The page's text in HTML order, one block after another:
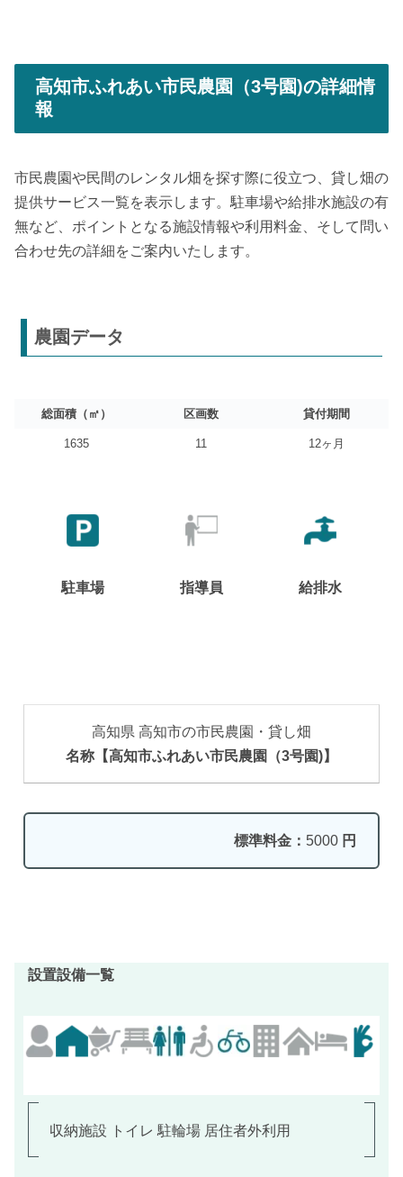
高知市ふれあい市民農園（3号園)の詳細情
報
市民農園や民間のレンタル畑を探す際に役立つ、貸し畑の
提供サービス一覧を表示します。駐車場や給排水施設の有
無など、ポイントとなる施設情報や利用料金、そして問い
合わせ先の詳細をご案内いたします。
農園データ
総面積（㎡） 区画数 貸付期間
1635 11 12ヶ月
駐車場 指導員 給排水
高知県 高知市の市民農園・貸し畑
名称【高知市ふれあい市民農園（3号園)】
標準料金： 5000 円
設置設備一覧
収納施設 トイレ 駐輪場 居住者外利用